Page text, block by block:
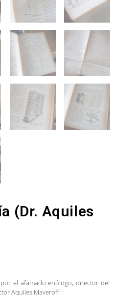
(Dr. Aquiles
el afamado enólogo, director del
Aquiles Maveroff.